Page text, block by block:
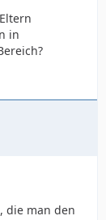
in
die man den